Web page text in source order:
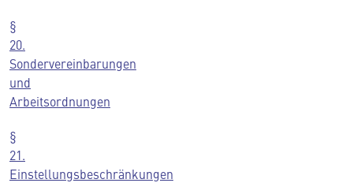
§
20.
Sondervereinbarungen
und
Arbeitsordnungen
§
21.
Einstellungsbeschränkungen